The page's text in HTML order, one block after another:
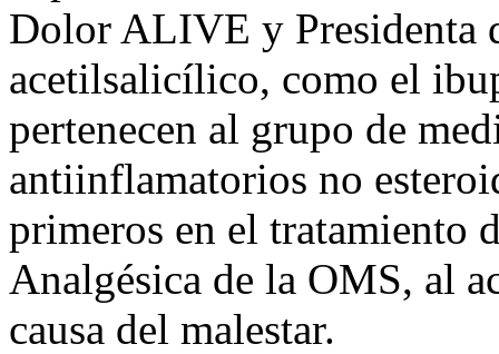
Dolor ALIVE y Presidenta
acetilsalicílico, como el
pertenecen al grupo de
antiinflamatorios no
primeros en el tratamiento
Analgésica de la OMS, al
causa del malestar.